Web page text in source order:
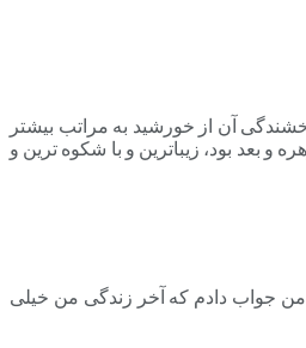
آن از خورشید به مراتب بیشتر
و بعد بود، زیباترین و با شکوه ترین و
من جواب دادم که آخر زندگی من خیلی